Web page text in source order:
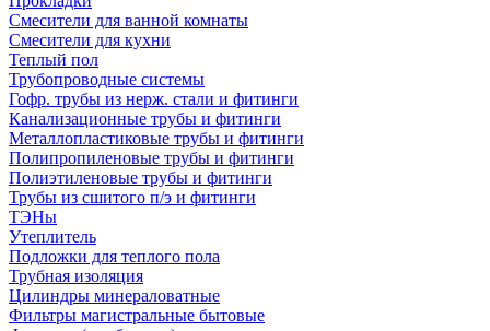
Смесители для ванной комнаты
Смесители для кухни
Теплый пол
Трубопроводные системы
Гофр. трубы из нерж. стали и фитинги
Канализационные трубы и фитинги
Металлопластиковые трубы и фитинги
Полипропиленовые трубы и фитинги
Полиэтиленовые трубы и фитинги
Трубы из сшитого п/э и фитинги
ТЭНы
Утеплитель
Подложки для теплого пола
Трубная изоляция
Цилиндры минераловатные
Фильтры магистральные бытовые